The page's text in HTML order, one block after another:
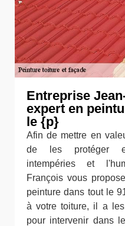
Entreprise
expert en
le {p}
Afin de mettre en
de les protéger
intempéries et
François vous
peinture dans tout le
à votre toiture, il a
pour intervenir dans